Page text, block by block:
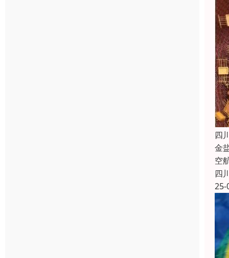
四
金
空
四
25-